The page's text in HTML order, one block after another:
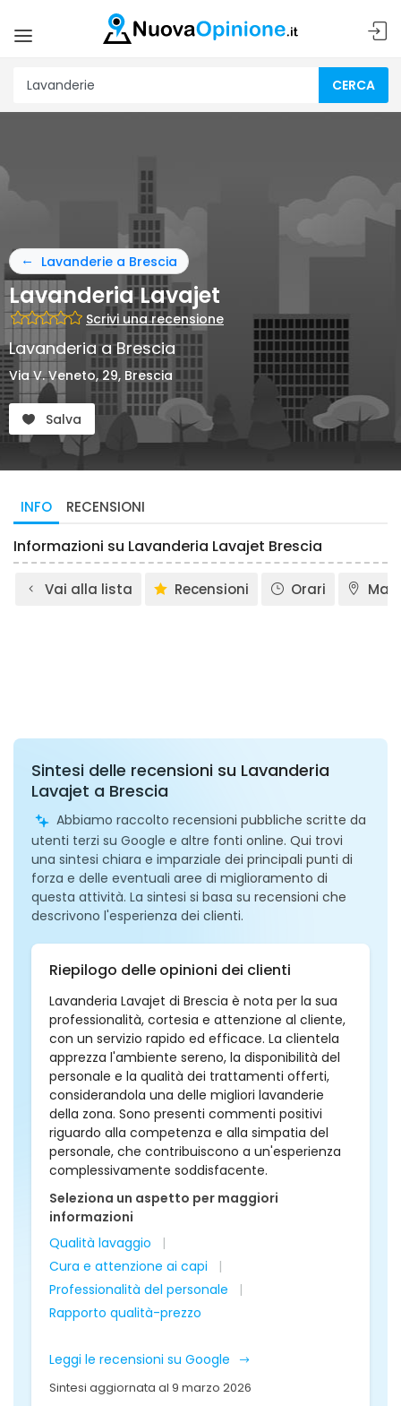
CERCA
Lavanderie a Brescia
Lavanderia Lavajet
Scrivi una recensione
Lavanderia a Brescia
Via V. Veneto, 29, Brescia
Salva
INFO RECENSIONI
Informazioni su Lavanderia Lavajet Brescia
Vai alla lista Recensioni Orari
Sintesi delle recensioni su Lavanderia
Lavajet a Brescia
Abbiamo raccolto recensioni pubbliche scritte da
utenti terzi su Google e altre fonti online. Qui trovi
una sintesi chiara e imparziale dei principali punti di
forza e delle eventuali aree di miglioramento di
questa attività. La sintesi si basa su recensioni che
descrivono l'esperienza dei clienti.
Riepilogo delle opinioni dei clienti
Lavanderia Lavajet di Brescia è nota per la sua
professionalità, cortesia e attenzione al cliente,
con un servizio rapido ed efficace. La clientela
apprezza l'ambiente sereno, la disponibilità del
personale e la qualità dei trattamenti offerti,
considerandola una delle migliori lavanderie
della zona. Sono presenti commenti positivi
riguardo alla competenza e alla simpatia del
personale, che contribuiscono a un'esperienza
complessivamente soddisfacente.
Seleziona un aspetto per maggiori
informazioni
Qualità lavaggio
Cura e attenzione ai capi
Professionalità del personale
Rapporto qualità-prezzo
Leggi le recensioni su Google
Sintesi aggiornata al 9 marzo 2026